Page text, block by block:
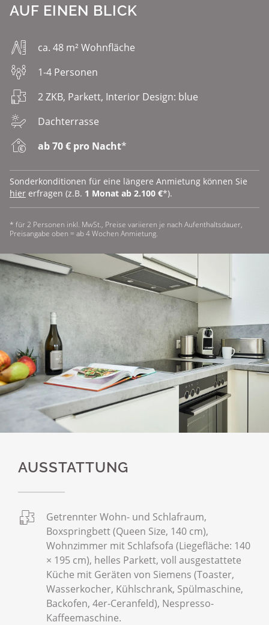
AUF EINEN BLICK
ca. 48 m² Wohnfläche
1-4 Personen
2 ZKB, Parkett, Interior Design: blue
Dachterrasse
ab 70 € pro Nacht*
Sonderkonditionen für eine längere Anmietung können Sie
hier erfragen (z.B. 1 Monat ab 2.100 €*).
* für 2 Personen inkl. MwSt., Preise variieren je nach Aufenthaltsdauer,
Preisangabe oben = ab 4 Wochen Anmietung.
AUSSTATTUNG
Getrennter Wohn- und Schlafraum,
Boxspringbett (Queen Size, 140 cm),
Wohnzimmer mit Schlafsofa (Liegefläche: 140
× 195 cm), helles Parkett, voll ausgestattete
Küche mit Geräten von Siemens (Toaster,
Wasserkocher, Kühlschrank, Spülmaschine,
Backofen, 4er-Ceranfeld), Nespresso-
Kaffeemaschine.